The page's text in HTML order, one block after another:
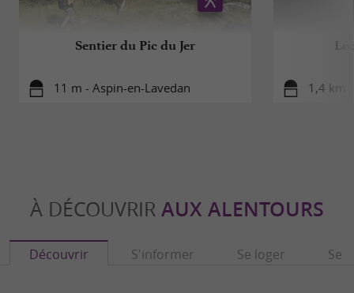
Sentier du Pic du Jer
11 m - Aspin-en-Lavedan 1,4 km
À DÉCOUVRIR AUX ALENTOURS
Découvrir S'informer Se loger Se